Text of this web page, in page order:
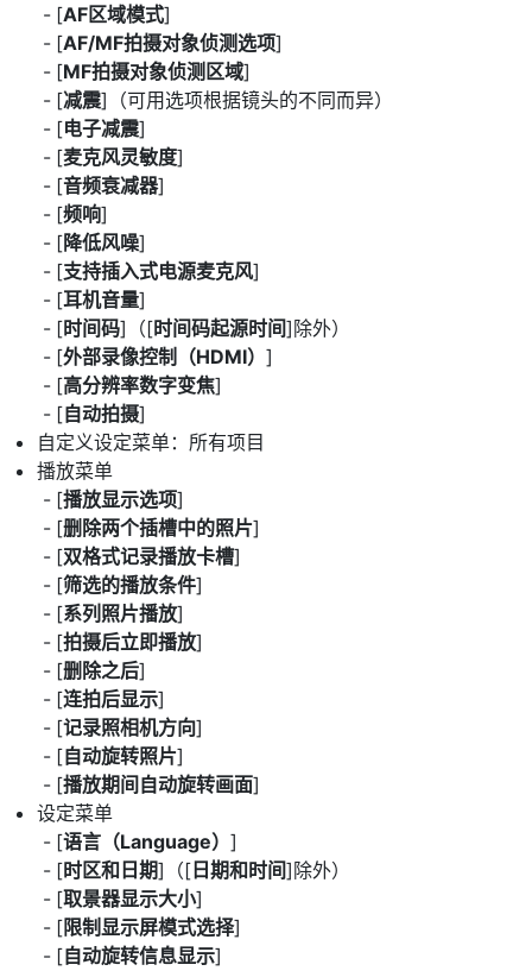
[AF区域模式]
[AF/MF拍摄对象侦测选项]
[MF拍摄对象侦测区域]
[减震]（可用选项根据镜头的不同而异）
[电子减震]
[麦克风灵敏度]
[音频衰减器]
[频响]
[降低风噪]
[支持插入式电源麦克风]
[耳机音量]
[时间码]（[时间码起源时间]除外）
[外部录像控制（HDMI） ]
[高分辨率数字变焦]
[自动拍摄]
自定义设定菜单：所有项目
播放菜单
[播放显示选项]
[删除两个插槽中的照片]
[双格式记录播放卡槽]
[筛选的播放条件]
[系列照片播放]
[拍摄后立即播放]
[删除之后]
[连拍后显示]
[记录照相机方向]
[自动旋转照片]
[播放期间自动旋转画面]
设定菜单
[语言（Language） ]
[时区和日期]（[ 日期和时间]除外）
[取景器显示大小]
[限制显示屏模式选择]
[自动旋转信息显示]